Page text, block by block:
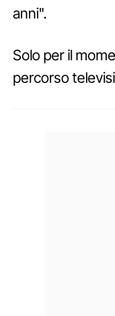
anni".
Solo per il
percorso